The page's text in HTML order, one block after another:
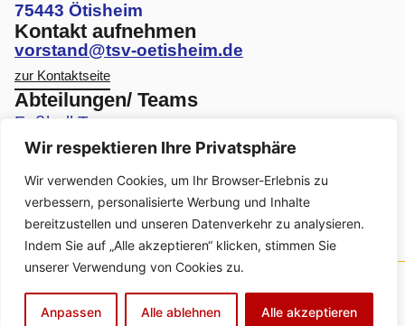
Wir respektieren Ihre Privatsphäre
Wir verwenden Cookies, um Ihr Browser-Erlebnis zu
verbessern, personalisierte Werbung und Inhalte
bereitzustellen und unseren Datenverkehr zu analysieren.
Indem Sie auf „Alle akzeptieren“ klicken, stimmen Sie
unserer Verwendung von Cookies zu.
Anpassen Alle ablehnen Alle akzeptieren
75443 Ötisheim
Kontakt aufnehmen
vorstand@tsv-oetisheim.de
zur Kontaktseite
Abteilungen/ Teams
Fußball Teams
Volleyball Teams
Faustball Teams
Turnen Angebote
Impressum | Datenschutzerklärung